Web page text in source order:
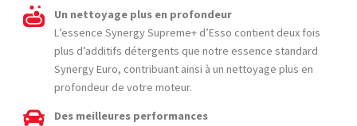
Un nettoyage plus en profondeur
L’essence Synergy Supreme+ d’Esso contient deux fois
plus d’additifs détergents que notre essence standard
Synergy Euro, contribuant ainsi à un nettoyage plus en
profondeur de votre moteur.
Des meilleures performances